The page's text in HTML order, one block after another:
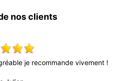
nos clients
bon relationnel, patron très actif